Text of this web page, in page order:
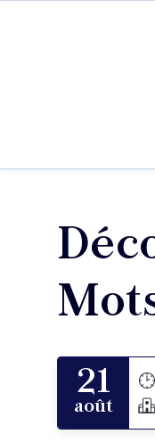
Je participe à
21
août